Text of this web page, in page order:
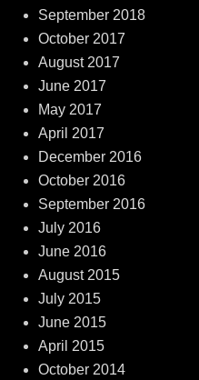
September 2018
October 2017
August 2017
June 2017
May 2017
April 2017
December 2016
October 2016
September 2016
July 2016
June 2016
August 2015
July 2015
June 2015
April 2015
October 2014